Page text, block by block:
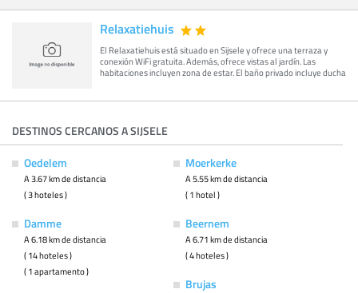
Relaxatiehuis
El Relaxatiehuis está situado en Sijsele y ofrece una terraza y
conexión WiFi gratuita. Además, ofrece vistas al jardín. Las
habitaciones incluyen zona de estar. El baño privado incluye ducha
DESTINOS CERCANOS A SIJSELE
Oedelem
A 3.67 km de distancia
( 3 hoteles )
Moerkerke
A 5.55 km de distancia
( 1 hotel )
Damme
A 6.18 km de distancia
( 14 hoteles )
( 1 apartamento )
Beernem
A 6.71 km de distancia
( 4 hoteles )
Brujas